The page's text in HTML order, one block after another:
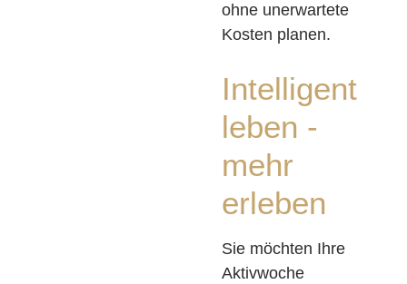
ohne unerwartete
Kosten planen.
Intelligent
leben -
mehr
erleben
Sie möchten Ihre
Aktivwoche